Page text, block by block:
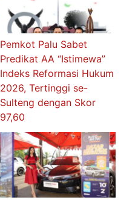
Pemkot Palu Sabet
Predikat AA “Istimewa”
Indeks Reformasi Hukum
2026, Tertinggi se-
Sulteng dengan Skor
97,60